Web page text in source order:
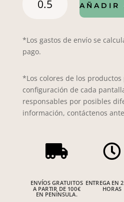
canutillo
134
cantidad
AÑADIR
*Los gastos de envío se
pago.
*Los colores de los
configuración de cada
responsables por posibles
información, contáctenos

ENVÍOS GRATUITOS
A PARTIR DE 100€
EN PENÍNSULA.

ENTREGA EN
HORAS